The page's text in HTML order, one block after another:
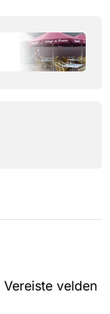
Vereiste velden